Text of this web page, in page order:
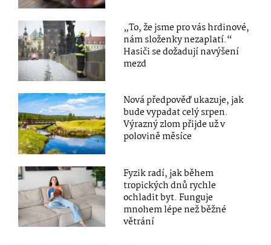
„To, že jsme pro vás hrdinové,
nám složenky nezaplatí.“
Hasiči se dožadují navýšení
mezd
Nová předpověď ukazuje, jak
bude vypadat celý srpen.
Výrazný zlom přijde už v
polovině měsíce
Fyzik radí, jak během
tropických dnů rychle
ochladit byt. Funguje
mnohem lépe než běžné
větrání